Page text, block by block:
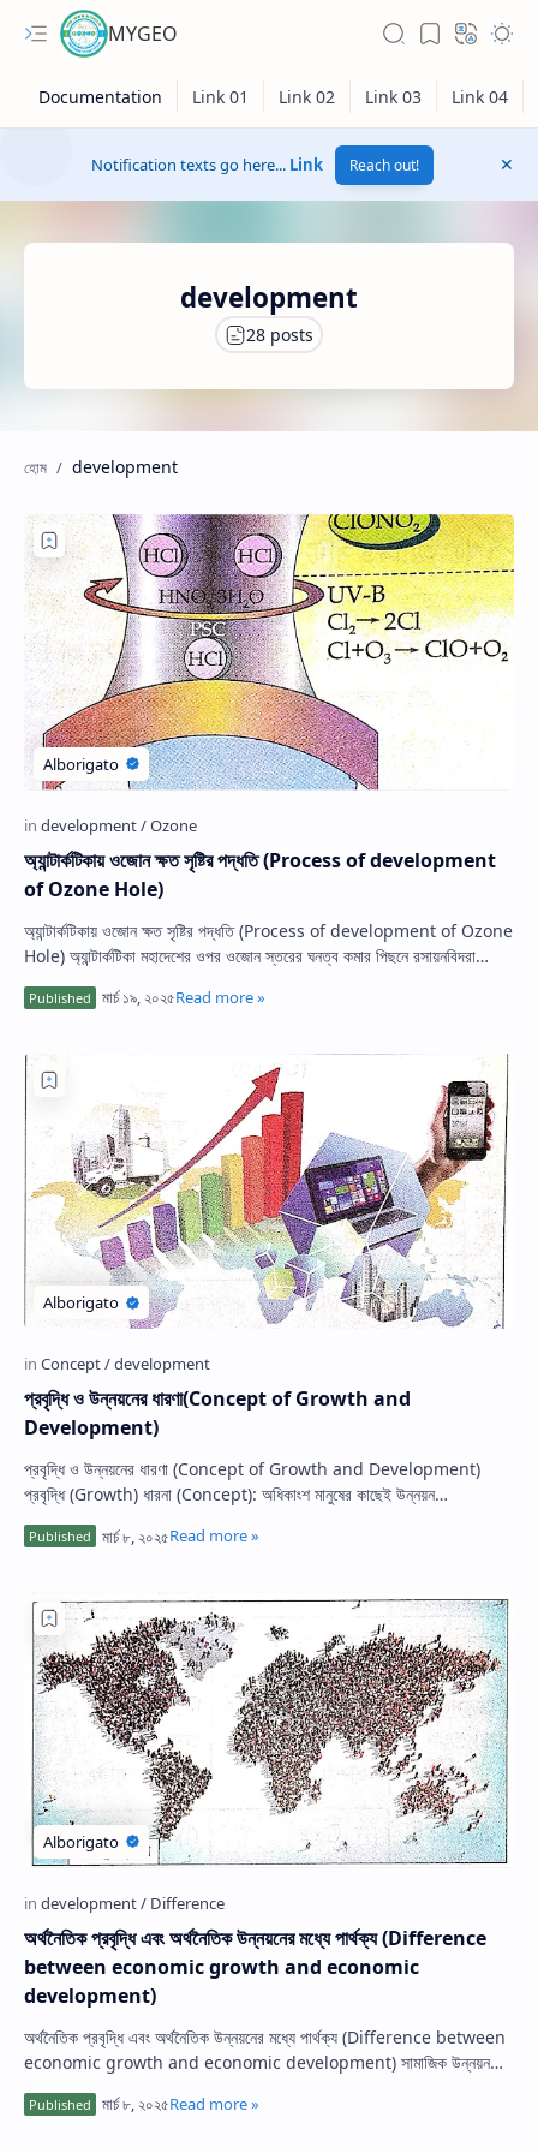
MYGEO
Hidden Menu
Hidden Menu
Notification texts go here... Link Reach out!
development
development
অ্যান্টার্কটিকায় ওজোন ক্ষত সৃষ্টির পদ্ধতি (Process of development
of Ozone Hole)
অ্যান্টার্কটিকায় ওজোন ক্ষত সৃষ্টির পদ্ধতি (Process of development of Ozone
Hole) অ্যান্টার্কটিকা মহাদেশের ওপর ওজোন স্তরের ঘনত্ব কমার পিছনে রসায়নবিদরা…
প্রবৃদ্ধি ও উন্নয়নের ধারণা(Concept of Growth and
Development)
প্রবৃদ্ধি ও উন্নয়নের ধারণা (Concept of Growth and Development)
প্রবৃদ্ধি (Growth) ধারনা (Concept): অধিকাংশ মানুষের কাছেই উন্নয়ন
(Development) এবং প্র…
অর্থনৈতিক প্রবৃদ্ধি এবং অর্থনৈতিক উন্নয়নের মধ্যে পার্থক্য (Difference
between economic growth and economic
development)
অর্থনৈতিক প্রবৃদ্ধি এবং অর্থনৈতিক উন্নয়নের মধ্যে পার্থক্য (Difference between
economic growth and economic development) সামাজিক উন্নয়ন